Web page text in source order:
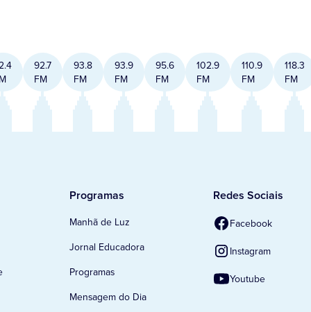
92.7
FM
93.8
FM
93.9
FM
95.6
FM
102.9
FM
110.9
FM
118.3
FM
Programas
Manhã de Luz
Jornal Educadora
Programas
Mensagem do Dia
Redes Sociais
Facebook
Instagram
Youtube